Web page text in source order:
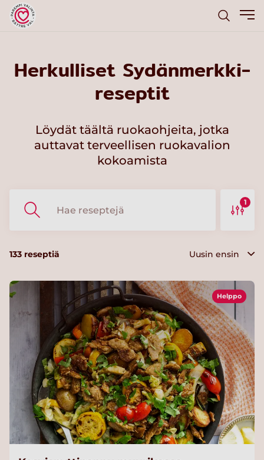
Herkulliset Sydänmerkki-
reseptit
Löydät täältä ruokaohjeita, jotka
auttavat terveellisen ruokavalion
kokoamista
1
133 reseptiä
Helppo